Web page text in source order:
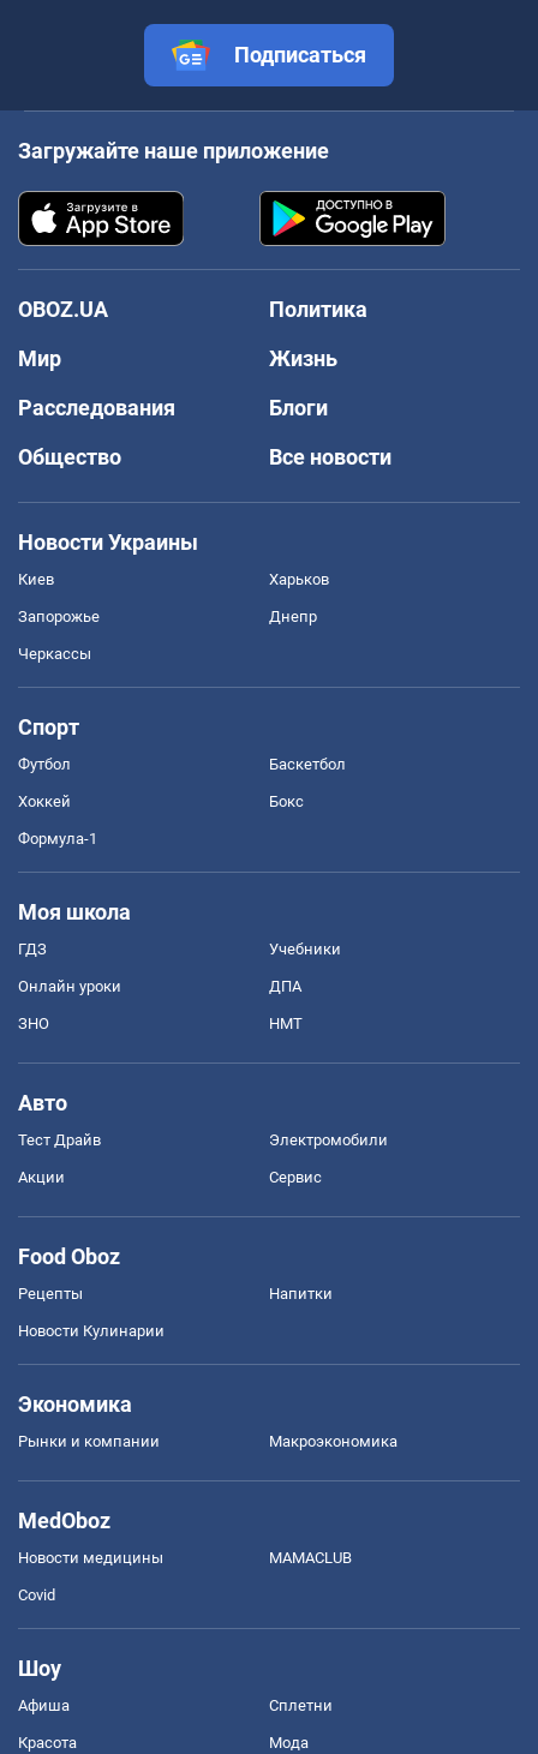
Подписаться
Загружайте наше приложение
OBOZ.UA
Политика
Мир
Жизнь
Расследования
Блоги
Общество
Все новости
Новости Украины
Киев Харьков
Запорожье Днепр
Черкассы
Спорт
Футбол Баскетбол
Хоккей Бокс
Формула-1
Моя школа
ГДЗ Учебники
Онлайн уроки ДПА
ЗНО НМТ
Авто
Тест Драйв Электромобили
Акции Сервис
Food Oboz
Рецепты Напитки
Новости Кулинарии
Экономика
Рынки и компании Mакроэкономика
MedOboz
Новости медицины MAMACLUB
Covid
Шоу
Афиша Сплетни
Красота Мода